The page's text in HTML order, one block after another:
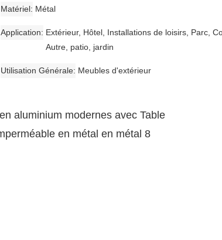
Matériel Métal
Application
Extérieur, Hôtel, Installations de loisirs, Parc,
Autre, patio, jardin
Utilisation Générale Meubles d'extérieur